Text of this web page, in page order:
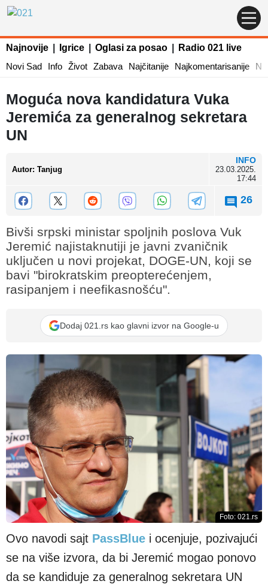
Najnovije Igrice Oglasi za posao
Radio 021 live
Novi Sad
Info Život Zabava Najčitanije Najkomentarisanije
Moguća nova kandidatura Vuka
Jeremića za generalnog sekretara
UN
Autor: Tanjug
INFO
23.03.2025.
17:44
26
Bivši srpski ministar spoljnih poslova Vuk
Jeremić najistaknutiji je javni zvaničnik
uključen u novi projekat, DOGE-UN, koji se
bavi "birokratskim preopterećenjem,
rasipanjem i neefikasnošću".
Dodaj 021.rs kao glavni izvor na Google-u
Foto: 021.rs
Ovo navodi sajt PassBlue i ocenjuje, pozivajući
se na više izvora, da bi Jeremić mogao ponovo
da se kandiduje za generalnog sekretara UN